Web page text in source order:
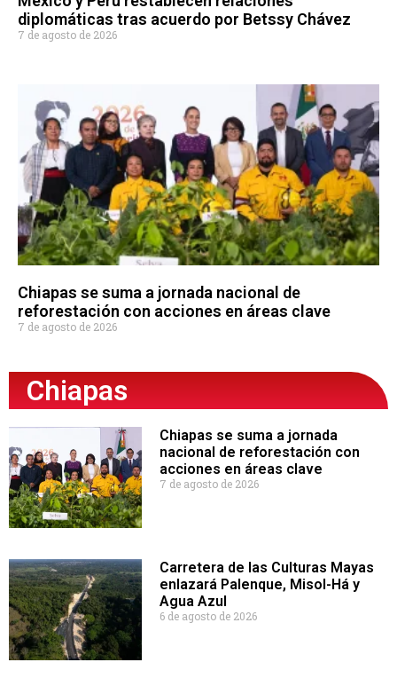
diplomáticas tras acuerdo por Betssy Chávez
7 de agosto de 2026
Chiapas se suma a jornada nacional de
reforestación con acciones en áreas clave
7 de agosto de 2026
Chiapas
Chiapas se suma a jornada
nacional de reforestación con
acciones en áreas clave
7 de agosto de 2026
Carretera de las Culturas Mayas
enlazará Palenque, Misol-Há y
Agua Azul
6 de agosto de 2026